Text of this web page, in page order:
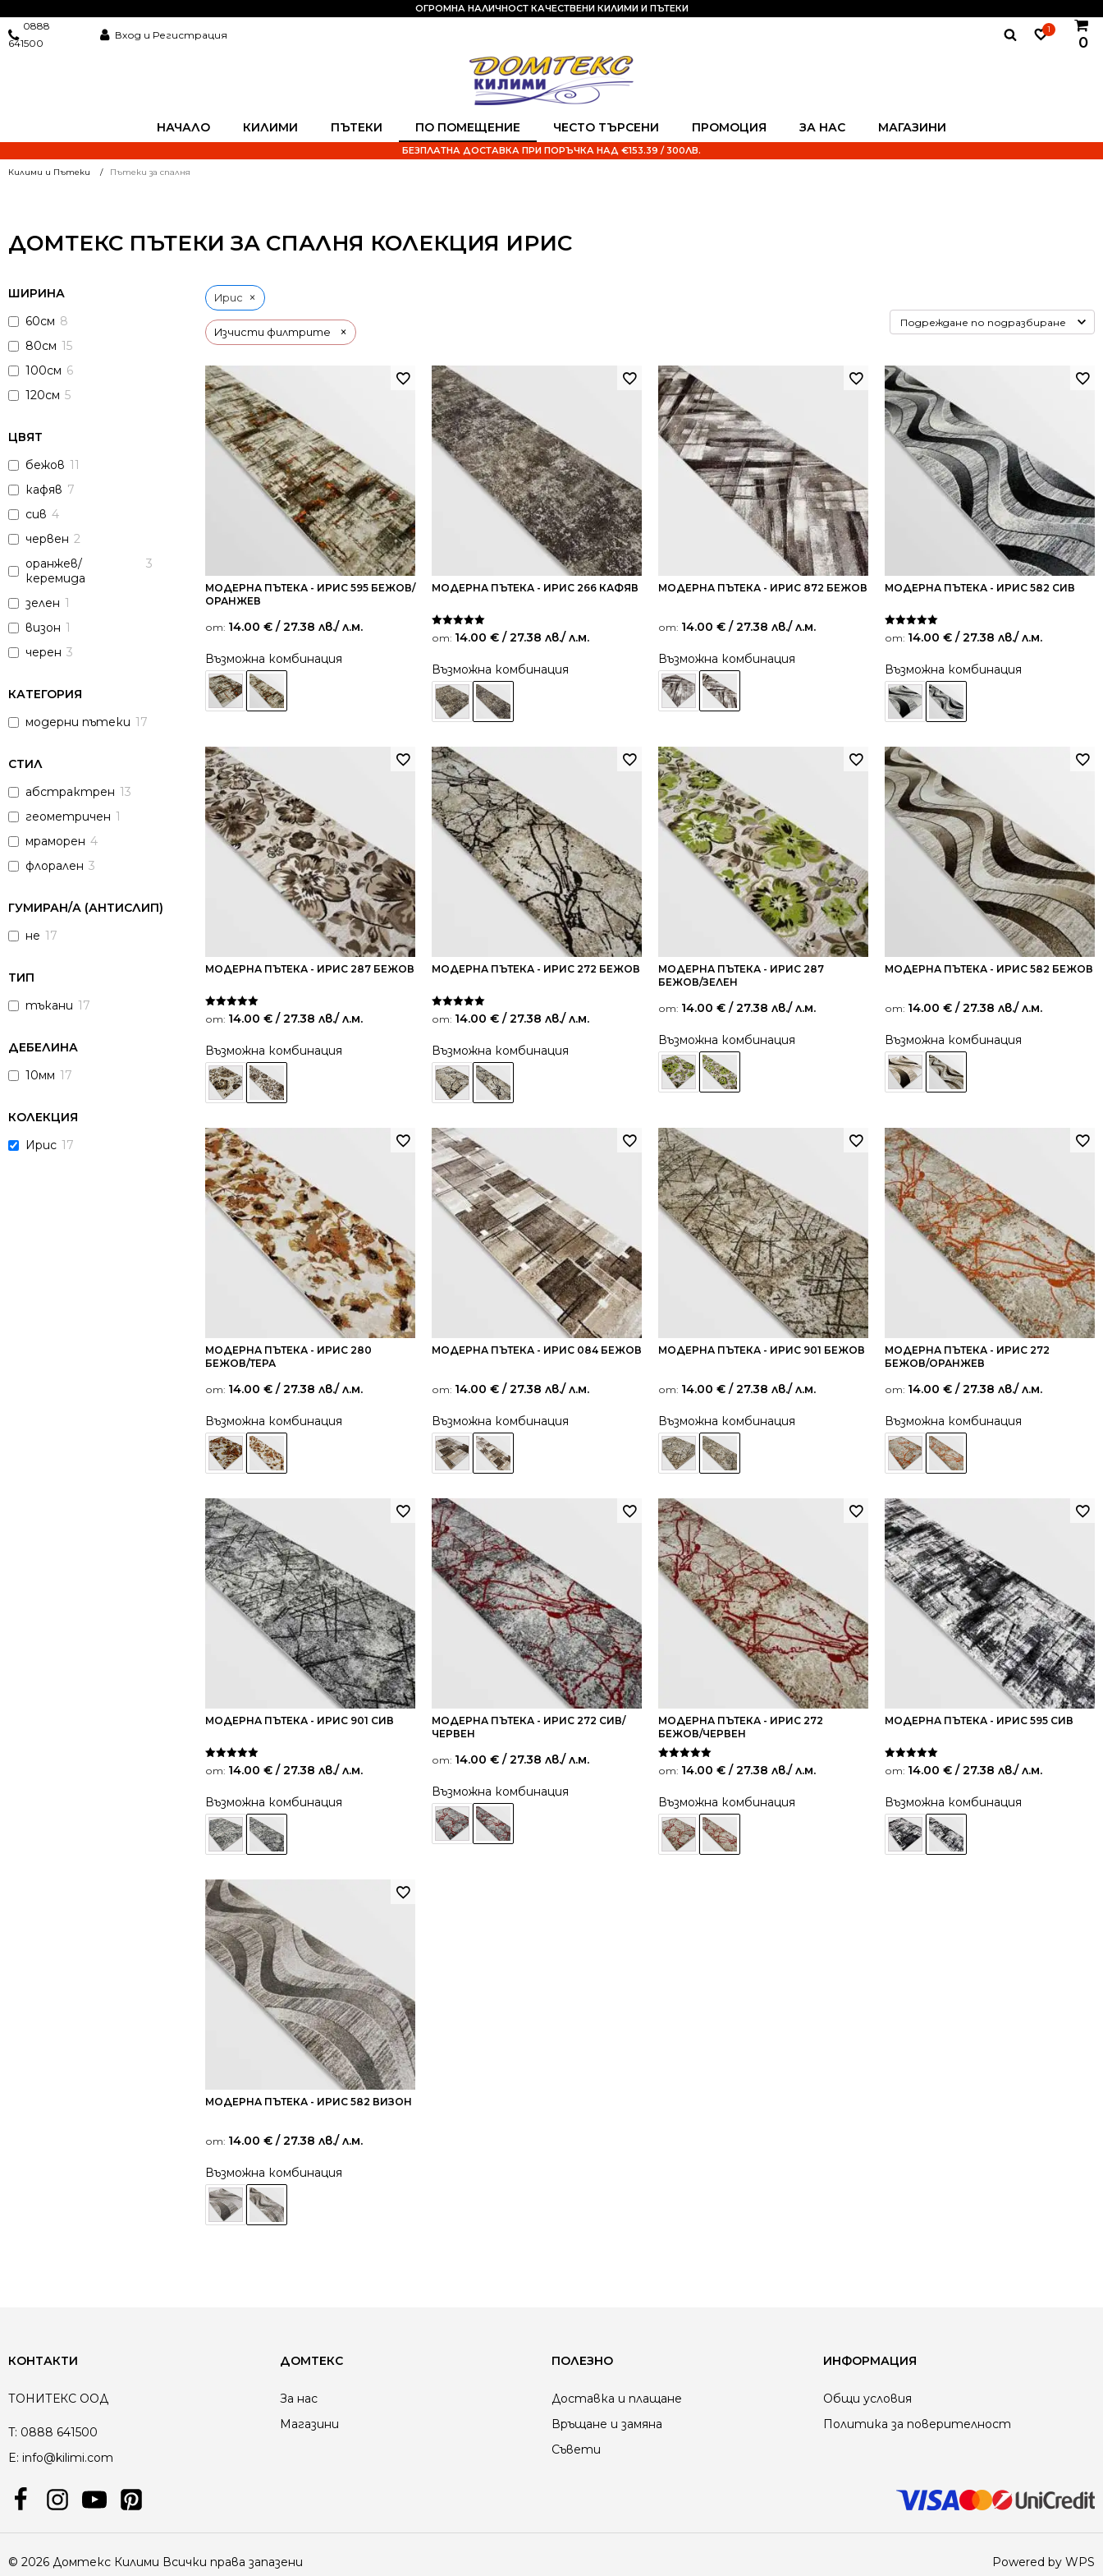
НАЧАЛО КИЛИМИ ПЪТЕКИ ПО ПОМЕЩЕНИЕ ЧЕСТО ТЪРСЕНИ ПРОМОЦИЯ ЗА НАС МАГАЗИНИ
1
0
0888
641500
Вход и Регистрация
ОГРОМНА НАЛИЧНОСТ КАЧЕСТВЕНИ КИЛИМИ И ПЪТЕКИ
БЕЗПЛАТНА ДОСТАВКА ПРИ ПОРЪЧКА НАД €153.39 / 300ЛВ.
Килими и Пътеки Пътеки за спалня
ДОМТЕКС ПЪТЕКИ ЗА СПАЛНЯ КОЛЕКЦИЯ ИРИС
ШИРИНА
60см 8
80см 15
100см 6
120см 5
ЦВЯТ
бежов 11
кафяв 7
сив 4
червен 2
оранжев/
керемида
3
зелен 1
визон 1
черен 3
КАТЕГОРИЯ
модерни пътеки 17
СТИЛ
абстрактрен 13
геометричен 1
мраморен 4
флорален 3
ГУМИРАН/А (АНТИСЛИП)
не 17
ТИП
тъкани 17
ДЕБЕЛИНА
10мм 17
КОЛЕКЦИЯ
Ирис 17
Изчисти филтрите ×
Ирис ×
МОДЕРНА ПЪТЕКА - ИРИС 595 БЕЖОВ/
ОРАНЖЕВ
от: 14.00 € / 27.38 лв./ л.м.
Възможна комбинация
МОДЕРНА ПЪТЕКА - ИРИС 266 КАФЯВ
Оценено на
5.00
от: 14.00 € / 27.38 лв./ л.м.
Възможна комбинация
МОДЕРНА ПЪТЕКА - ИРИС 872 БЕЖОВ
от: 14.00 € / 27.38 лв./ л.м.
Възможна комбинация
МОДЕРНА ПЪТЕКА - ИРИС 582 СИВ
Оценено на
5.00
от: 14.00 € / 27.38 лв./ л.м.
Възможна комбинация
МОДЕРНА ПЪТЕКА - ИРИС 287 БЕЖОВ
Оценено на
5.00
от: 14.00 € / 27.38 лв./ л.м.
Възможна комбинация
МОДЕРНА ПЪТЕКА - ИРИС 272 БЕЖОВ
Оценено на
5.00
от: 14.00 € / 27.38 лв./ л.м.
Възможна комбинация
МОДЕРНА ПЪТЕКА - ИРИС 287
БЕЖОВ/ЗЕЛЕН
от: 14.00 € / 27.38 лв./ л.м.
Възможна комбинация
МОДЕРНА ПЪТЕКА - ИРИС 582 БЕЖОВ
от: 14.00 € / 27.38 лв./ л.м.
Възможна комбинация
МОДЕРНА ПЪТЕКА - ИРИС 280
БЕЖОВ/ТЕРА
от: 14.00 € / 27.38 лв./ л.м.
Възможна комбинация
МОДЕРНА ПЪТЕКА - ИРИС 084 БЕЖОВ
от: 14.00 € / 27.38 лв./ л.м.
Възможна комбинация
МОДЕРНА ПЪТЕКА - ИРИС 901 БЕЖОВ
от: 14.00 € / 27.38 лв./ л.м.
Възможна комбинация
МОДЕРНА ПЪТЕКА - ИРИС 272
БЕЖОВ/ОРАНЖЕВ
от: 14.00 € / 27.38 лв./ л.м.
Възможна комбинация
МОДЕРНА ПЪТЕКА - ИРИС 901 СИВ
Оценено на
5.00
от: 14.00 € / 27.38 лв./ л.м.
Възможна комбинация
МОДЕРНА ПЪТЕКА - ИРИС 272 СИВ/
ЧЕРВЕН
от: 14.00 € / 27.38 лв./ л.м.
Възможна комбинация
МОДЕРНА ПЪТЕКА - ИРИС 272
БЕЖОВ/ЧЕРВЕН
Оценено на
5.00
от: 14.00 € / 27.38 лв./ л.м.
Възможна комбинация
МОДЕРНА ПЪТЕКА - ИРИС 595 СИВ
Оценено на
5.00
от: 14.00 € / 27.38 лв./ л.м.
Възможна комбинация
МОДЕРНА ПЪТЕКА - ИРИС 582 ВИЗОН
от: 14.00 € / 27.38 лв./ л.м.
Възможна комбинация
КОНТАКТИ
ТОНИТЕКС ООД
T: 0888 641500
E: info@kilimi.com
ДОМТЕКС
За нас
Магазини
ПОЛЕЗНО
Доставка и плащане
Връщане и замяна
Съвети
ИНФОРМАЦИЯ
Общи условия
Политика за поверителност
© 2026 Домтекс Килими Всички права запазени Powered by WPS